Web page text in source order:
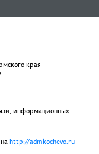
края
информационных
http://admkochevo.ru